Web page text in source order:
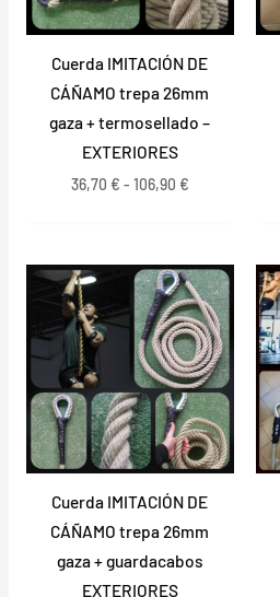
Cuerda IMITACIÓN DE
CÁÑAMO trepa 26mm
gaza + termosellado –
EXTERIORES
36,70 € - 106,90 €
Cuerda IMITACIÓN DE
CÁÑAMO trepa 26mm
gaza + guardacabos
EXTERIORES
Rango
de
precios:
desde
36,70 €
hasta
106,90 €